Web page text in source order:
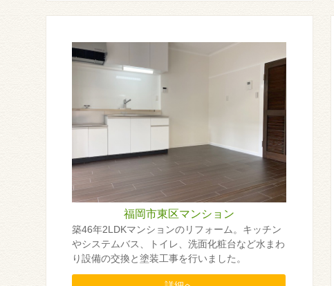
福岡市東区マンション
築46年2LDKマンションのリフォーム。キッチン
やシステムバス、トイレ、洗面化粧台など水まわ
り設備の交換と塗装工事を行いました。